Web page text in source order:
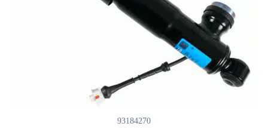
93184270